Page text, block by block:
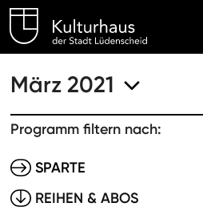
März 2021
Programm filtern nach:
SPARTE
REIHEN & ABOS